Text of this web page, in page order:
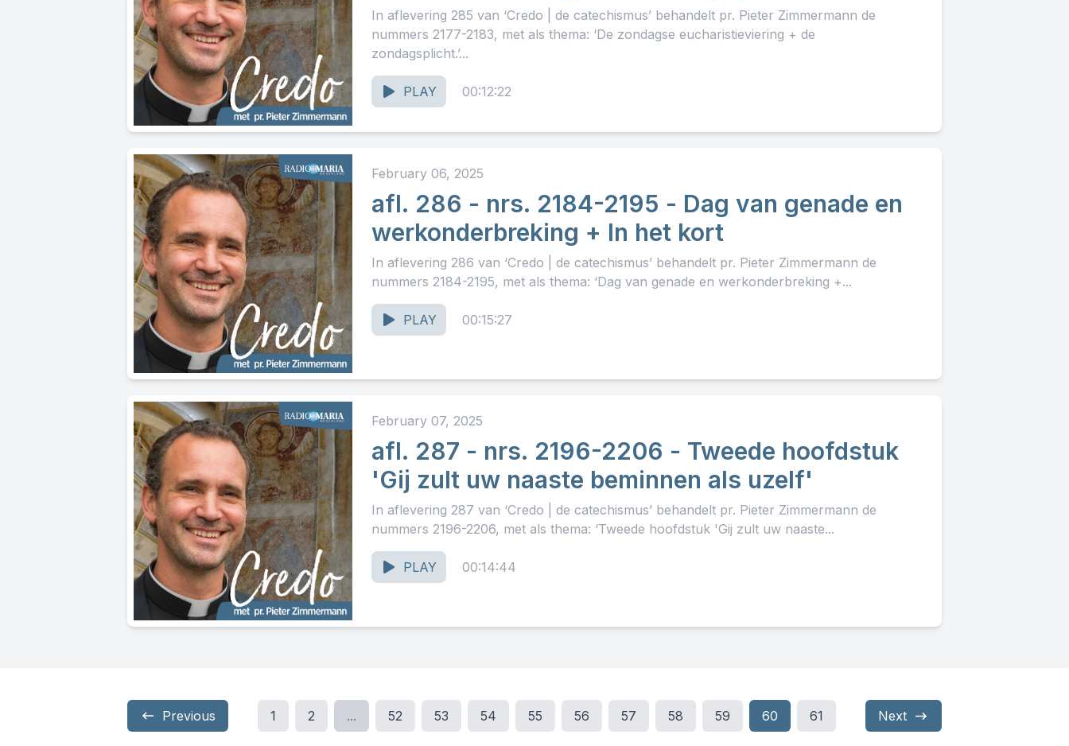
In aflevering 285 van ‘Credo | de catechismus’ behandelt pr. Pieter Zimmermann de
nummers 2177-2183, met als thema: ‘De zondagse eucharistieviering + de
zondagsplicht.’...
PLAY 00:12:22
February 06, 2025
afl. 286 - nrs. 2184-2195 - Dag van genade en
werkonderbreking + In het kort
In aflevering 286 van ‘Credo | de catechismus’ behandelt pr. Pieter Zimmermann de
nummers 2184-2195, met als thema: ‘Dag van genade en werkonderbreking +...
PLAY 00:15:27
February 07, 2025
afl. 287 - nrs. 2196-2206 - Tweede hoofdstuk
'Gij zult uw naaste beminnen als uzelf'
In aflevering 287 van ‘Credo | de catechismus’ behandelt pr. Pieter Zimmermann de
nummers 2196-2206, met als thema: ‘Tweede hoofdstuk 'Gij zult uw naaste...
PLAY 00:14:44
Previous 1 2 ... 52 53 54 55 56 57 58 59 60 61 Next